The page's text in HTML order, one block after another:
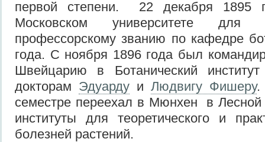
первой степени. 22 декабря 1895
Московском университете для
профессорскому званию по кафедре
года. С ноября 1896 года был
Швейцарию в Ботанический
докторам Эдуарду и Людвигу Фишеру.
семестре переехал в Мюнхен в Лесной
институты для теоретического и
болезней растений.